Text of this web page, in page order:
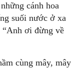
cánh hoa
suối nước ở xa
ơi đừng về
cùng mây, mây